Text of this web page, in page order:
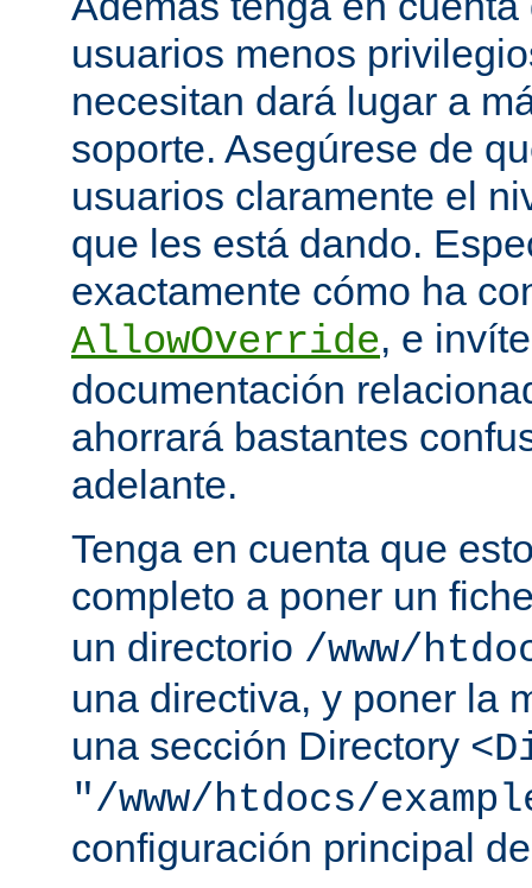
usuarios menos
necesitan dará lugar a
soporte. Asegúrese de
usuarios claramente el
que les está dando.
exactamente cómo ha
AllowOverride, e
documentación
ahorrará bastantes
adelante.
Tenga en cuenta que
completo a poner un
un directorio /www/
una directiva, y poner la
una sección Directory
"/www/htdocs/
configuración principal